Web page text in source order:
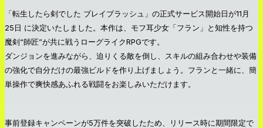
「転生したら剣でした ブレイブラッシュ」の正式サービス開始日が11月
25日 に決定いたしました。本作は、モフ耳少女「フラン」と知性を持つ
魔剣“師匠”が共に戦うローグライクRPGです。
ダンジョンを進みながら、迫りくる敵を倒し、スキルの組み合わせや装備
の強化で自分だけの最強ビルドを作り上げましょう。フランと一緒に、簡
単操作で爽快感あふれる戦闘をお楽しみいただけます。
事前登録キャンペーンが5万件を突破したため、リリース時に期間限定で